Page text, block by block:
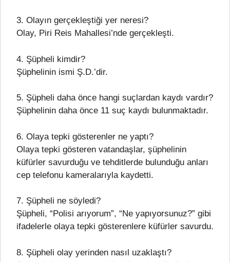
3. Olayın gerçekleştiği yer neresi?
Olay, Piri Reis Mahallesi’nde gerçekleşti.
4. Şüpheli kimdir?
Şüphelinin ismi Ş.D.’dir.
5. Şüpheli daha önce hangi suçlardan kaydı vardır?
Şüphelinin daha önce 11 suç kaydı bulunmaktadır.
6. Olaya tepki gösterenler ne yaptı?
Olaya tepki gösteren vatandaşlar, şüphelinin
küfürler savurduğu ve tehditlerde bulunduğu anları
cep telefonu kameralarıyla kaydetti.
7. Şüpheli ne söyledi?
Şüpheli, “Polisi arıyorum”, “Ne yapıyorsunuz?” gibi
ifadelerle olaya tepki gösterenlere küfürler savurdu.
8. Şüpheli olay yerinden nasıl uzaklaştı?